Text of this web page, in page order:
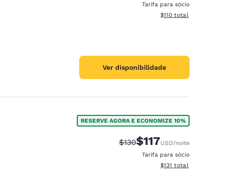
Tarifa para sócio
Exibir detalhes do total
$110 total
Ver disponibilidade
RESERVE AGORA E ECONOMIZE 10%
Tarifa anterior “tachada”:
$130Tarifa com desconto:
$117USD/noite
Tarifa para sócio
Exibir detalhes do total
$131 total